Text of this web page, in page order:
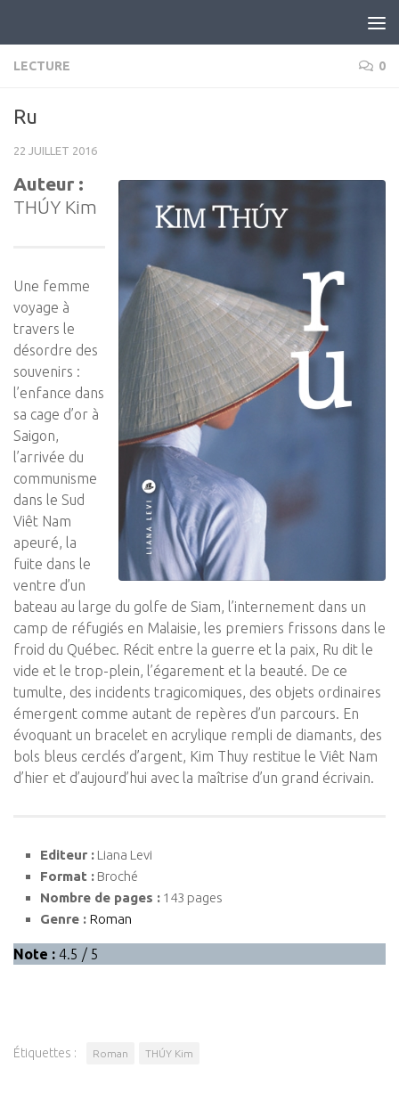
LECTURE 0
Ru
22 JUILLET 2016
Auteur :
THÚY Kim
Une femme
voyage à
travers le
désordre des
souvenirs :
l’enfance dans
sa cage d’or à
Saigon,
l’arrivée du
communisme
dans le Sud
Viêt Nam
apeuré, la
fuite dans le
ventre d’un
bateau au large du golfe de Siam, l’internement dans un
camp de réfugiés en Malaisie, les premiers frissons dans le
froid du Québec. Récit entre la guerre et la paix, Ru dit le
vide et le trop-plein, l’égarement et la beauté. De ce
tumulte, des incidents tragicomiques, des objets ordinaires
émergent comme autant de repères d’un parcours. En
évoquant un bracelet en acrylique rempli de diamants, des
bols bleus cerclés d’argent, Kim Thuy restitue le Viêt Nam
d’hier et d’aujourd’hui avec la maîtrise d’un grand écrivain.
Editeur : Liana Levi
Format : Broché
Nombre de pages : 143 pages
Genre : Roman
Note : 4.5 / 5
Étiquettes : Roman THÚY Kim